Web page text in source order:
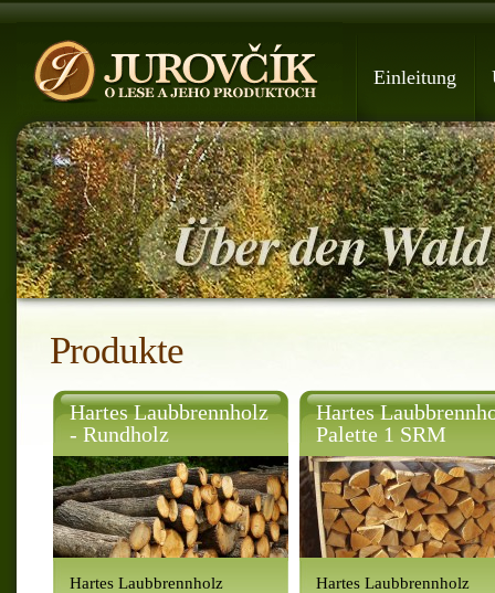
Einleitung
Produkte
Hartes Laubbrennholz
- Rundholz
Hartes Laubbrennholz
Hartes
Palette 1 SRM
Hartes Laubbrennholz